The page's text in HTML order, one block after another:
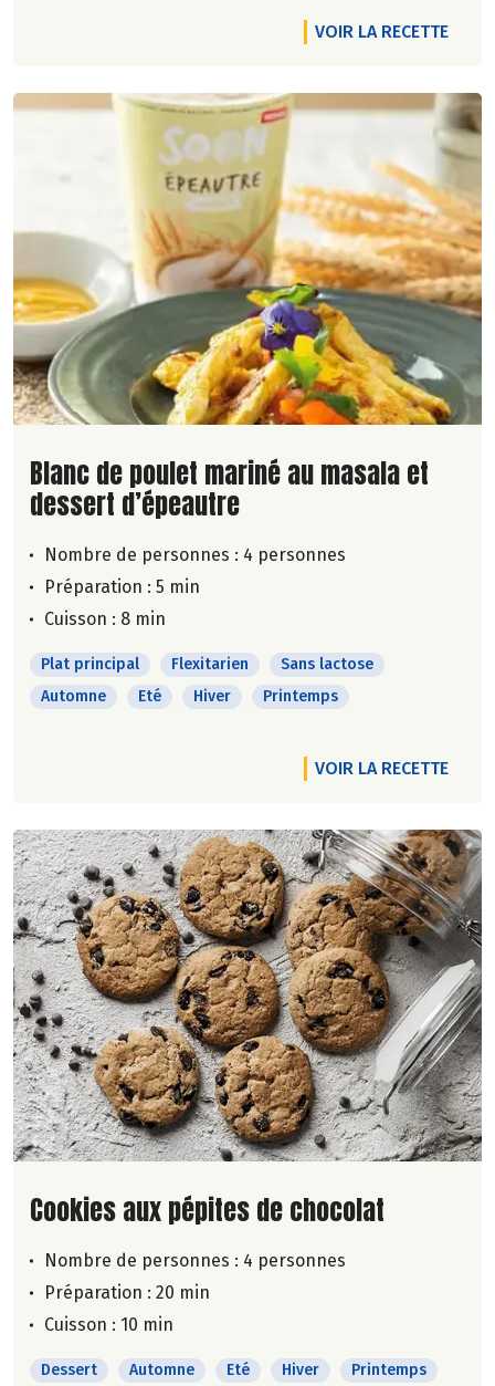
VOIR LA RECETTE
Lire la suite de la recette
Blanc de poulet mariné au masala et
dessert d’épeautre
Nombre de personnes : 4 personnes
Préparation : 5 min
Cuisson : 8 min
Plat principal Flexitarien
Sans lactose
Automne
Eté Hiver Printemps
VOIR LA RECETTE
Lire la suite de la recette
Cookies aux pépites de chocolat
Nombre de personnes : 4 personnes
Préparation : 20 min
Cuisson : 10 min
Dessert Automne Eté Hiver Printemps